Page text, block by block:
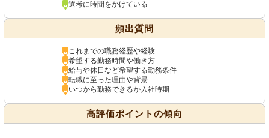
選考に時間をかけている
頻出質問
これまでの職務経歴や経験
希望する勤務時間や働き方
給与や休日など希望する勤務条件
転職に至った理由や背景
いつから勤務できるか入社時期
高評価ポイントの傾向